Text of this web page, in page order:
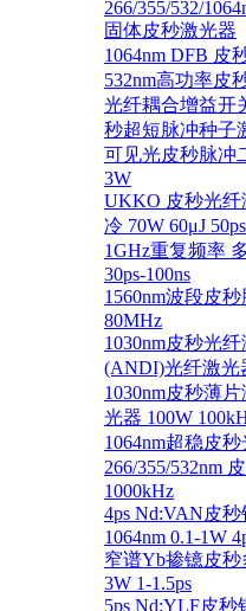
266/355/532/
固体皮秒激光器
1064nm DFB 皮
532nm高功率皮
光纤耦合增益开
秒超短脉冲种子
可见光皮秒脉冲
3W
UKKO 皮秒光纤
冷 70W 60μJ
1GHz重复频率
30ps-100ns
1560nm波段皮
80MHz
1030nm皮秒光
(ANDI)光纤激光
1030nm皮秒薄
光器 100W
1064nm超稳皮
266/355/532nm
1000kHz
4ps Nd:VAN皮
1064nm 0.1-1W
窄谱Yb掺镱皮秒
3W 1-1.5ps
5ps Nd:YLF皮秒